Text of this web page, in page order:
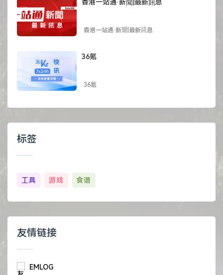
香港一站通·新聞|最新訊息
香港一站通·新聞|最新訊息
36氪
36氪
标签
工具 游戏 食谱
友情链接
EMLOG